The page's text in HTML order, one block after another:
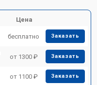
Цена
бесплатно Заказать
от 1300 ₽ Заказать
от 1100 ₽ Заказать